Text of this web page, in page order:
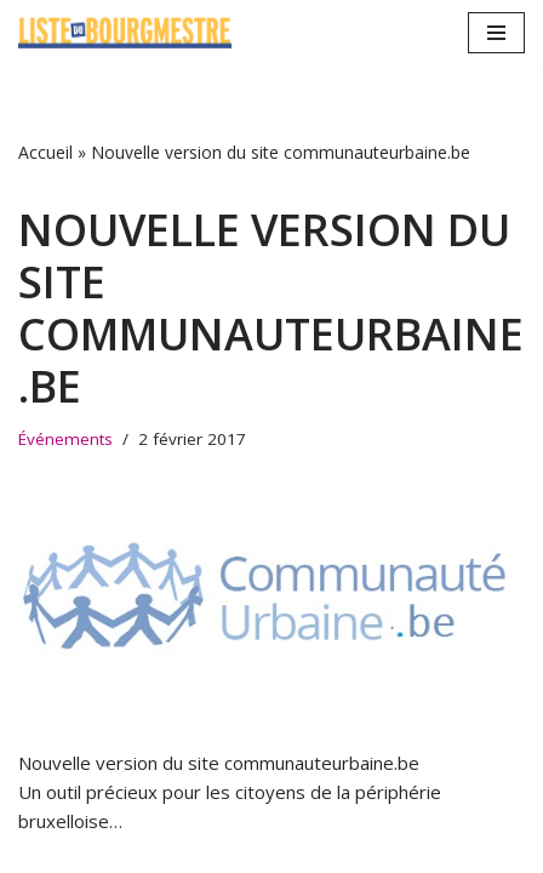
Accueil » Nouvelle version du site communauteurbaine.be
NOUVELLE VERSION DU
SITE
COMMUNAUTEURBAINE
.BE
Événements 2 février 2017
Nouvelle version du site communauteurbaine.be
Un outil précieux pour les citoyens de la périphérie
bruxelloise…